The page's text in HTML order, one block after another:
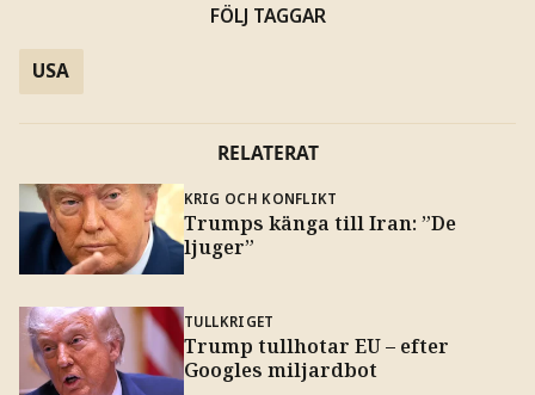
FÖLJ TAGGAR
USA
RELATERAT
KRIG OCH KONFLIKT
Trumps känga till Iran: ”De
ljuger”
TULLKRIGET
Trump tullhotar EU – efter
Googles miljardbot